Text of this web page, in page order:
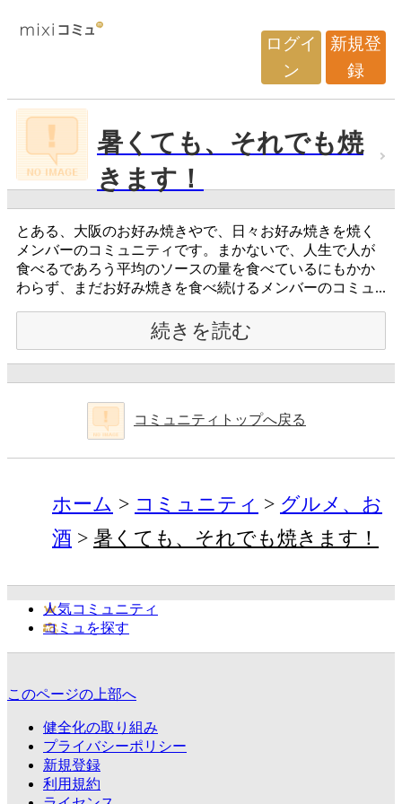
ログイ
ン
新規登
録
暑くても、それでも焼
きます！
とある、大阪のお好み焼きやで、日々お好み焼きを焼く
メンバーのコミュニティです。まかないで、人生で人が
食べるであろう平均のソースの量を食べているにもかか
わらず、まだお好み焼きを食べ続けるメンバーのコミュ...
続きを読む
コミュニティトップへ戻る
ホーム コミュニティ
グルメ、お
酒
暑くても、それでも焼きます！
人気コミュニティ
コミュを探す
このページの上部へ
健全化の取り組み
プライバシーポリシー
新規登録
利用規約